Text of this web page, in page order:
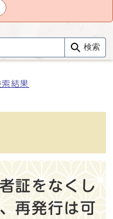
検索
索結果
証をなくし
再発行は可